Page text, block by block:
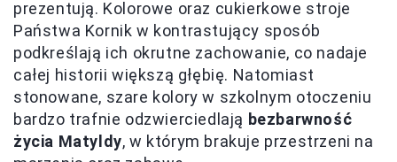
prezentują. Kolorowe oraz cukierkowe stroje
Państwa Kornik w kontrastujący sposób
podkreślają ich okrutne zachowanie, co nadaje
całej historii większą głębię. Natomiast
stonowane, szare kolory w szkolnym otoczeniu
bardzo trafnie odzwierciedlają bezbarwność
życia Matyldy, w którym brakuje przestrzeni na